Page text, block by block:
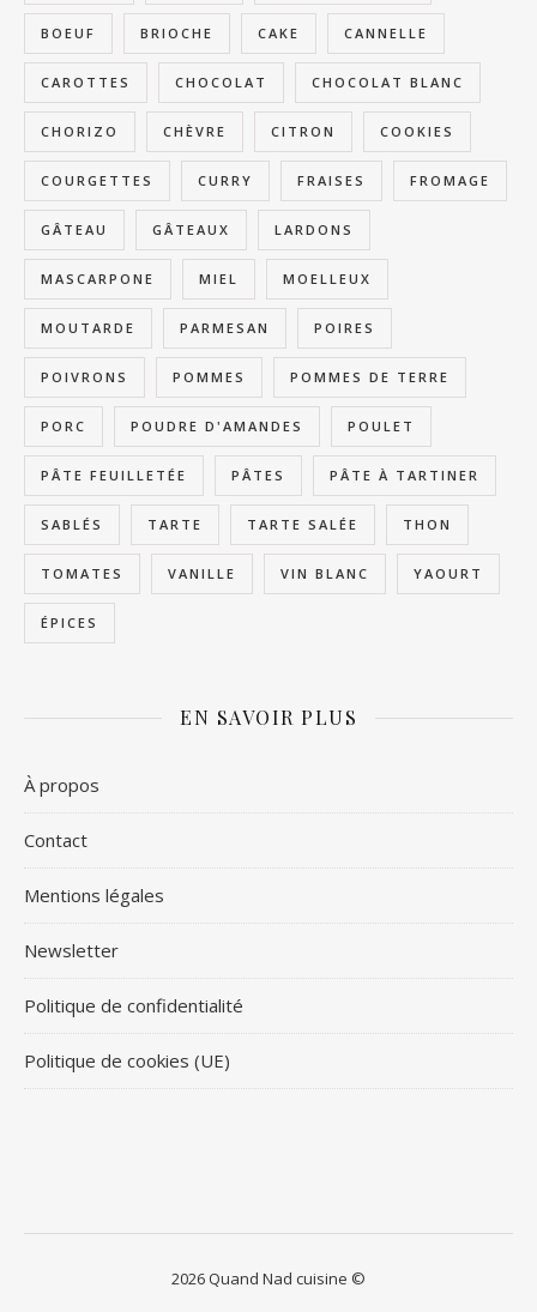
BOEUF BRIOCHE CAKE CANNELLE
CAROTTES CHOCOLAT CHOCOLAT BLANC
CHORIZO CHÈVRE CITRON COOKIES
COURGETTES CURRY FRAISES FROMAGE
GÂTEAU GÂTEAUX LARDONS
MASCARPONE MIEL MOELLEUX
MOUTARDE PARMESAN POIRES
POIVRONS POMMES POMMES DE TERRE
PORC POUDRE D'AMANDES POULET
PÂTE FEUILLETÉE PÂTES PÂTE À TARTINER
SABLÉS TARTE TARTE SALÉE THON
TOMATES VANILLE VIN BLANC YAOURT
ÉPICES
EN SAVOIR PLUS
À propos
Contact
Mentions légales
Newsletter
Politique de confidentialité
Politique de cookies (UE)
2026 Quand Nad cuisine ©